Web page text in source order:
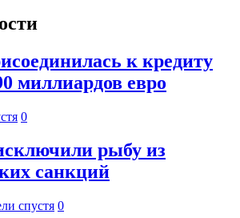
к кредиту
миллиардов евро
0
рыбу из
санкций
спустя 0